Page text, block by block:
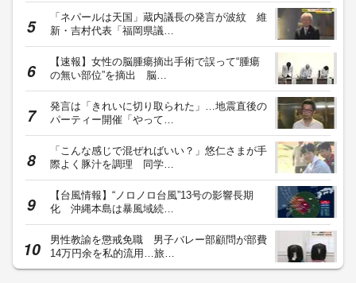
「ネパールは天国」蔵内議長の発言が波紋 維
新・吉村代表「福岡県議…
【速報】女性の脳腫瘍摘出手術で誤って“腫瘍
の無い部位”を摘出 脳…
発言は「きれいに切り取られた」…地震直後の
パーティー開催「やって…
「こんな感じで混ぜればいい？」悠仁さまが手
際よく豚汁を調理 同学…
【台風情報】“ノロノロ台風”13号の影響長期
化 沖縄本島は暴風域続…
男性教諭を懲戒免職 男子バレー部顧問が部費
14万円余を私的流用…旅…